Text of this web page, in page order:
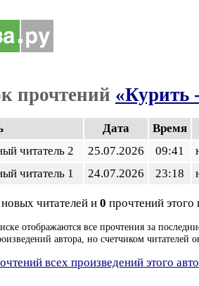
прочтений «Курить
Дата Время
читатель 2
25.07.2026 09:41
читатель 1
24.07.2026 23:18
новых читателей и 0 прочтений этого
отображаются все прочтения за
автора, но счетчиком читателей
всех произведений этого